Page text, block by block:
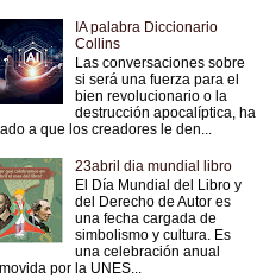
IA palabra Diccionario
Collins
Las conversaciones sobre
si será una fuerza para el
bien revolucionario o la
destrucción apocalíptica, ha
a que los creadores le den...
23abril dia mundial libro
El Día Mundial del Libro y
del Derecho de Autor es
una fecha cargada de
simbolismo y cultura. Es
una celebración anual
por la UNES...